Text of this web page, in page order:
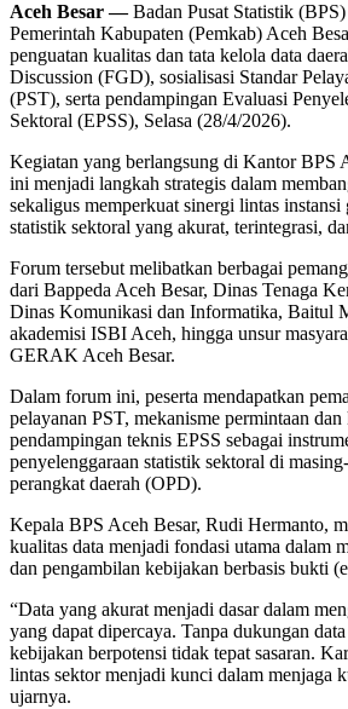
Aceh Besar —Badan Pusat Statistik (BPS)
Pemerintah Kabupaten (Pemkab) Aceh
penguatan kualitas dan tata kelola data
Discussion (FGD), sosialisasi Standar
(PST), serta pendampingan Evaluasi
Sektoral (EPSS), Selasa (28/4/2026).
Kegiatan yang berlangsung di Kantor BPS
ini menjadi langkah strategis dalam
sekaligus memperkuat sinergi lintas
statistik sektoral yang akurat, terintegrasi,
Forum tersebut melibatkan berbagai
dari Bappeda Aceh Besar, Dinas Tenaga
Dinas Komunikasi dan Informatika, Baitul
akademisi ISBI Aceh, hingga unsur
GERAK Aceh Besar.
Dalam forum ini, peserta mendapatkan
pelayanan PST, mekanisme permintaan dan
pendampingan teknis EPSS sebagai
penyelenggaraan statistik sektoral di
perangkat daerah (OPD).
Kepala BPS Aceh Besar, Rudi Hermanto,
kualitas data menjadi fondasi utama dalam
dan pengambilan kebijakan berbasis bukti
“Data yang akurat menjadi dasar dalam
yang dapat dipercaya. Tanpa dukungan
kebijakan berpotensi tidak tepat sasaran.
lintas sektor menjadi kunci dalam menjaga
ujarnya.